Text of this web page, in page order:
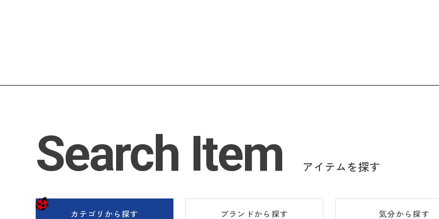
Search Item アイテムを探す
カテゴリ から探す ブランドから探す 気分から探す